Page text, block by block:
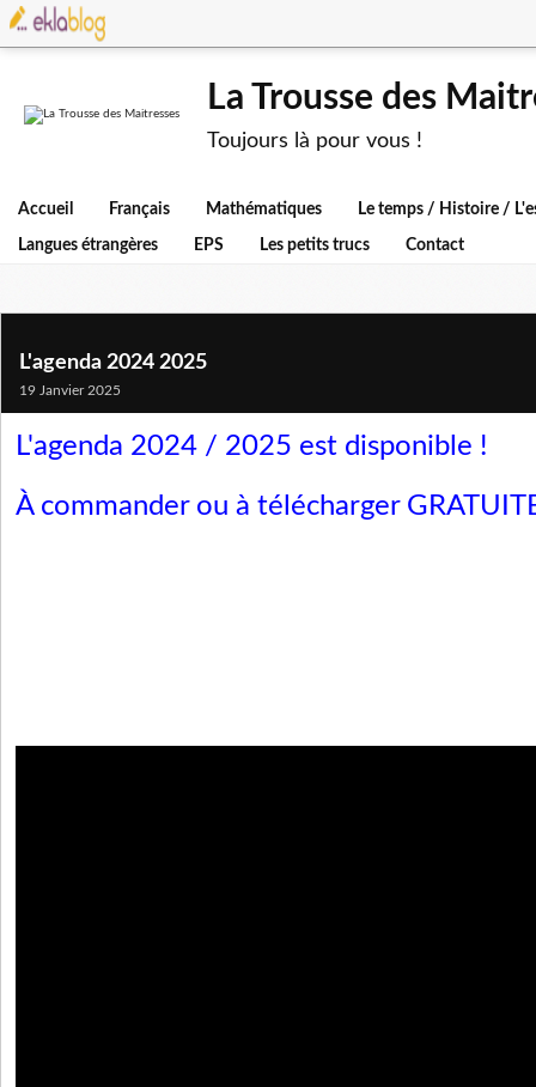
La Trousse des
Toujours là pour vous !
Accueil Français Mathématiques Le temps / Histoire /
Langues étrangères EPS Les petits trucs Contact
L'agenda 2024 2025
19 Janvier 2025
L'agenda 2024 / 2025 est disponible !
À commander ou à télécharger